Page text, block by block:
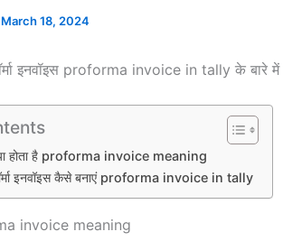
March 18, 2024
इनवॉइस proforma invoice in tally के बारे
क्या होता है proforma invoice meaning
इनवॉइस कैसे बनाएं proforma invoice in tally
invoice meaning